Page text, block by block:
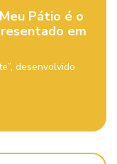
Pátio é o
em
desenvolvido